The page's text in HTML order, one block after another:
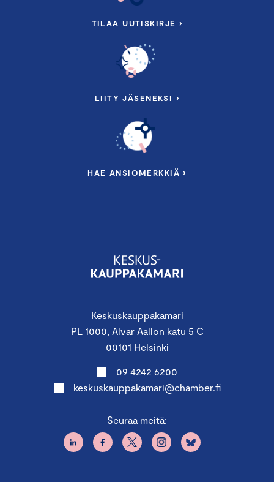
Keskuskauppakamari
PL 1000, Alvar Aallon katu 5 C
00101 Helsinki
09 4242 6200
keskuskauppakamari@chamber.fi
Seuraa meitä:
TILAA UUTISKIRJE ›
LIITY JÄSENEKSI ›
HAE ANSIOMERKKIÄ ›